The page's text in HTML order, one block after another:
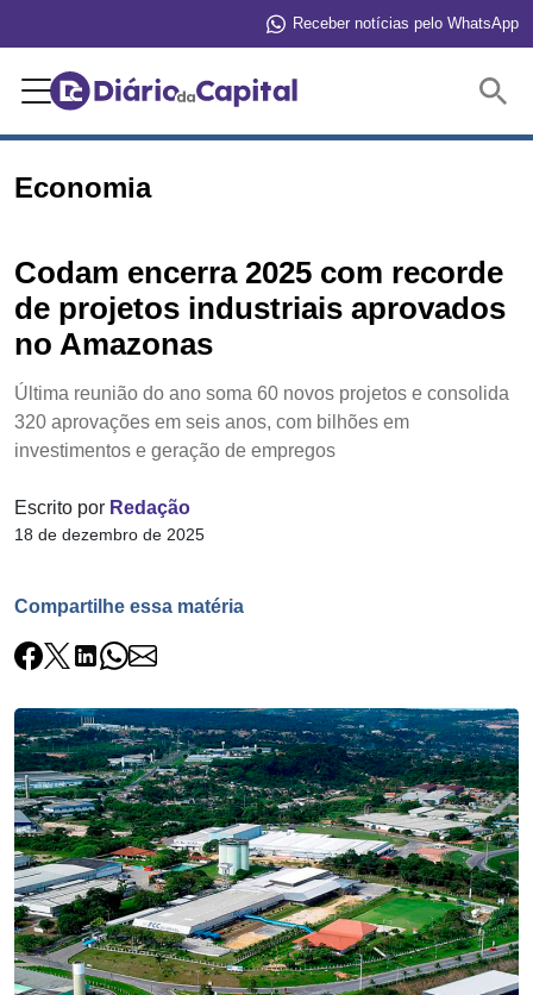
Receber notícias pelo WhatsApp
Economia
Codam encerra 2025 com recorde
de projetos industriais aprovados
no Amazonas
Última reunião do ano soma 60 novos projetos e consolida
320 aprovações em seis anos, com bilhões em
investimentos e geração de empregos
Escrito por Redação
18 de dezembro de 2025
Compartilhe essa matéria